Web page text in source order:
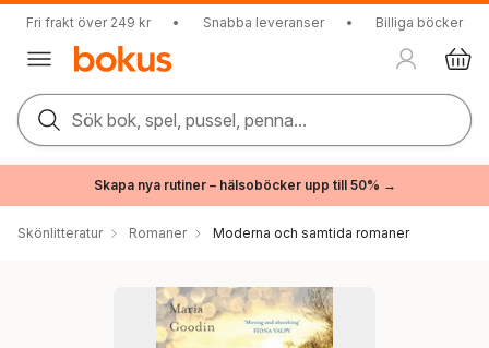
Fri frakt över 249 kr • Snabba leveranser • Billiga böcker
Sök bok, spel, pussel, penna...
Skapa nya rutiner – hälsoböcker upp till 50% →
Skönlitteratur Romaner Moderna och samtida romaner